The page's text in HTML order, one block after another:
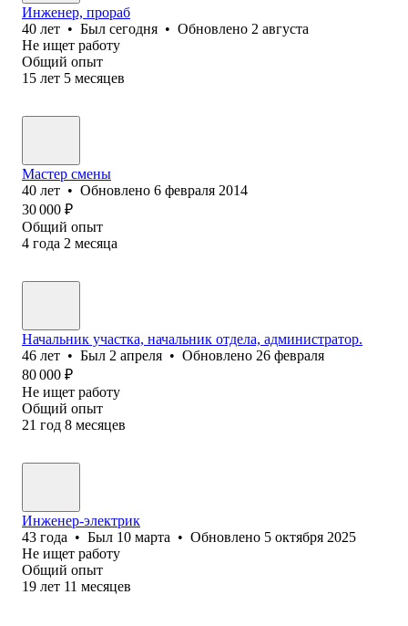
Инженер, прораб
40 лет • Был сегодня • Обновлено 2 августа
Не ищет работу
Общий опыт
15 лет 5 месяцев
Мастер смены
40 лет • Обновлено 6 февраля 2014
30 000 ₽
Общий опыт
4 года 2 месяца
Начальник участка, начальник отдела, администратор.
46 лет • Был 2 апреля • Обновлено 26 февраля
80 000 ₽
Не ищет работу
Общий опыт
21 год 8 месяцев
Инженер-электрик
43 года • Был 10 марта • Обновлено 5 октября 2025
Не ищет работу
Общий опыт
19 лет 11 месяцев